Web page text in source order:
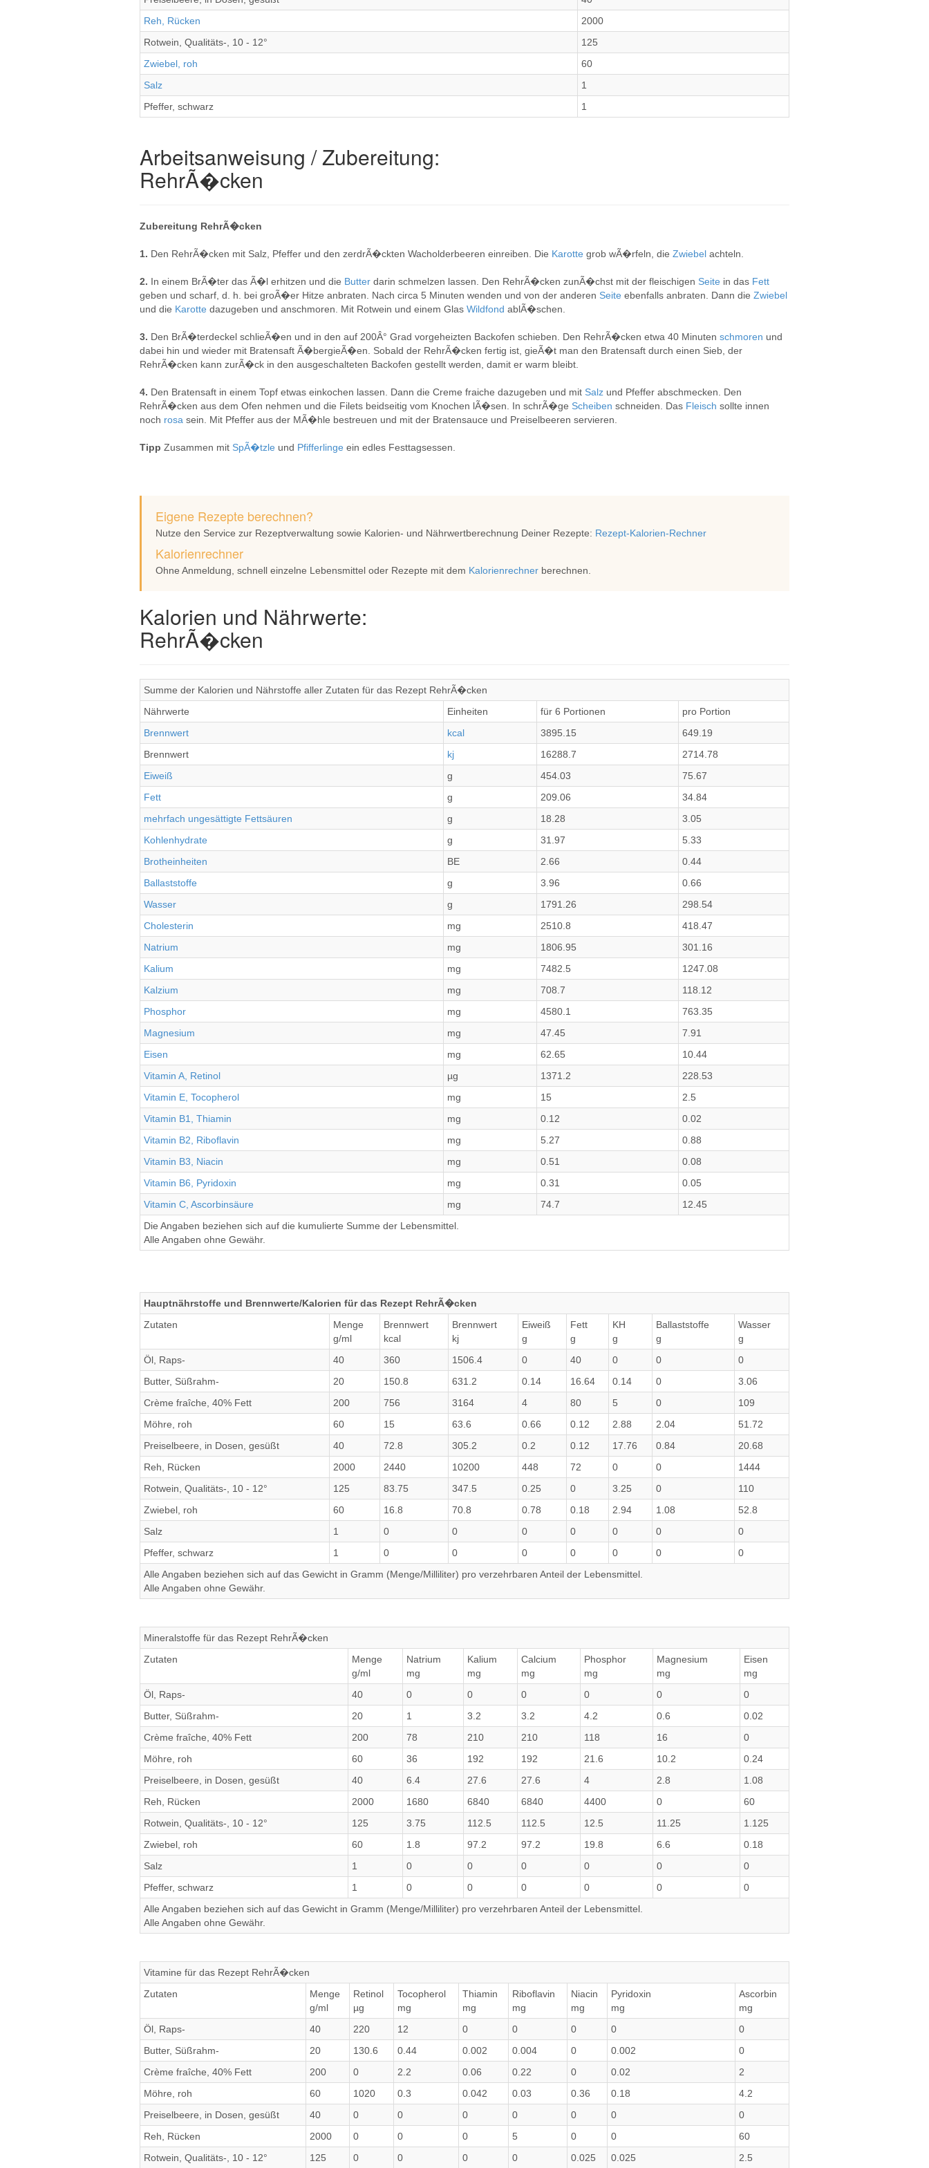
Reh, Rücken
2000
Rotwein, Qualitäts-, 10 - 12°
125
Zwiebel, roh
60
Salz
1
Pfeffer, schwarz
1
Arbeitsanweisung / Zubereitung:
RehrÃ�cken
Zubereitung RehrÃ�cken
1. Den RehrÃ�cken mit Salz, Pfeffer und den zerdrÃ�ckten Wacholderbeeren einreiben. Die Karotte grob wÃ�rfeln, die Zwiebel achteln.
2. In einem BrÃ�ter das Ã�l erhitzen und die Butter darin schmelzen lassen. Den RehrÃ�cken zunÃ�chst mit der fleischigen Seite in das Fett
geben und scharf, d. h. bei groÃ�er Hitze anbraten. Nach circa 5 Minuten wenden und von der anderen Seite ebenfalls anbraten. Dann die Zwiebel
und die Karotte dazugeben und anschmoren. Mit Rotwein und einem Glas Wildfond ablÃ�schen.
3. Den BrÃ�terdeckel schlieÃ�en und in den auf 200Â° Grad vorgeheizten Backofen schieben. Den RehrÃ�cken etwa 40 Minuten schmoren und
dabei hin und wieder mit Bratensaft Ã�bergieÃ�en. Sobald der RehrÃ�cken fertig ist, gieÃ�t man den Bratensaft durch einen Sieb, der
RehrÃ�cken kann zurÃ�ck in den ausgeschalteten Backofen gestellt werden, damit er warm bleibt.
4. Den Bratensaft in einem Topf etwas einkochen lassen. Dann die Creme fraiche dazugeben und mit Salz und Pfeffer abschmecken. Den
RehrÃ�cken aus dem Ofen nehmen und die Filets beidseitig vom Knochen lÃ�sen. In schrÃ�ge Scheiben schneiden. Das Fleisch sollte innen
noch rosa sein. Mit Pfeffer aus der MÃ�hle bestreuen und mit der Bratensauce und Preiselbeeren servieren.
Tipp Zusammen mit SpÃ�tzle und Pfifferlinge ein edles Festtagsessen.
Eigene Rezepte berechnen?
Nutze den Service zur Rezeptverwaltung sowie Kalorien- und Nährwertberechnung Deiner Rezepte: Rezept-Kalorien-Rechner
Kalorienrechner
Ohne Anmeldung, schnell einzelne Lebensmittel oder Rezepte mit dem Kalorienrechner berechnen.
Kalorien und Nährwerte:
RehrÃ�cken
Summe der Kalorien und Nährstoffe aller Zutaten für das Rezept RehrÃ�cken
Nährwerte
Einheiten für 6 Portionen
pro Portion
Brennwert
kcal 3895.15
649.19
Brennwert
kj 16288.7
2714.78
Eiweiß
g 454.03
75.67
Fett
g 209.06
34.84
mehrfach ungesättigte Fettsäuren
g 18.28
3.05
Kohlenhydrate
g 31.97
5.33
Brotheinheiten
BE 2.66
0.44
Ballaststoffe
g 3.96
0.66
Wasser
g 1791.26
298.54
Cholesterin
mg 2510.8
418.47
Natrium
mg 1806.95
301.16
Kalium
mg 7482.5
1247.08
Kalzium
mg 708.7
118.12
Phosphor
mg 4580.1
763.35
Magnesium
mg 47.45
7.91
Eisen
mg 62.65
10.44
Vitamin A, Retinol
µg 1371.2
228.53
Vitamin E, Tocopherol
mg 15
2.5
Vitamin B1, Thiamin
mg 0.12
0.02
Vitamin B2, Riboflavin
mg 5.27
0.88
Vitamin B3, Niacin
mg 0.51
0.08
Vitamin B6, Pyridoxin
mg 0.31
0.05
Vitamin C, Ascorbinsäure
mg 74.7
12.45
Die Angaben beziehen sich auf die kumulierte Summe der Lebensmittel.
Alle Angaben ohne Gewähr.
Hauptnährstoffe und Brennwerte/Kalorien für das Rezept RehrÃ�cken
Zutaten
Menge
g/ml
Brennwert
kcal
Brennwert
kj
Eiweiß
g
Fett
g
KH
g
Ballaststoffe
g
Wasser
g
Öl, Raps-
40 360 1506.4 0 40 0 0
0
Butter, Süßrahm-
20 150.8 631.2 0.14 16.64 0.14 0
3.06
Crème fraîche, 40% Fett
200 756 3164 4 80 5 0
109
Möhre, roh
60 15 63.6 0.66 0.12 2.88 2.04
51.72
Preiselbeere, in Dosen, gesüßt
40 72.8 305.2 0.2 0.12 17.76 0.84
20.68
Reh, Rücken
2000 2440 10200 448 72 0 0
1444
Rotwein, Qualitäts-, 10 - 12°
125 83.75 347.5 0.25 0 3.25 0
110
Zwiebel, roh
60 16.8 70.8 0.78 0.18 2.94 1.08
52.8
Salz
1 0 0 0 0 0 0
0
Pfeffer, schwarz
1 0 0 0 0 0 0
0
Alle Angaben beziehen sich auf das Gewicht in Gramm (Menge/Milliliter) pro verzehrbaren Anteil der Lebensmittel.
Alle Angaben ohne Gewähr.
Mineralstoffe für das Rezept RehrÃ�cken
Zutaten
Menge
g/ml
Natrium
mg
Kalium
mg
Calcium
mg
Phosphor
mg
Magnesium
mg
Eisen
mg
Öl, Raps-
40 0 0 0 0 0
0
Butter, Süßrahm-
20 1 3.2 3.2 4.2 0.6
0.02
Crème fraîche, 40% Fett
200 78 210 210 118 16
0
Möhre, roh
60 36 192 192 21.6 10.2
0.24
Preiselbeere, in Dosen, gesüßt
40 6.4 27.6 27.6 4 2.8
1.08
Reh, Rücken
2000 1680 6840 6840 4400 0
60
Rotwein, Qualitäts-, 10 - 12°
125 3.75 112.5 112.5 12.5 11.25
1.125
Zwiebel, roh
60 1.8 97.2 97.2 19.8 6.6
0.18
Salz
1 0 0 0 0 0
0
Pfeffer, schwarz
1 0 0 0 0 0
0
Alle Angaben beziehen sich auf das Gewicht in Gramm (Menge/Milliliter) pro verzehrbaren Anteil der Lebensmittel.
Alle Angaben ohne Gewähr.
Vitamine für das Rezept RehrÃ�cken
Zutaten
Menge
g/ml
Retinol
µg
Tocopherol
mg
Thiamin
mg
Riboflavin
mg
Niacin
mg
Pyridoxin
mg
Ascorbin
mg
Öl, Raps-
40 220 12 0 0 0 0
0
Butter, Süßrahm-
20 130.6 0.44 0.002 0.004 0 0.002
0
Crème fraîche, 40% Fett
200 0 2.2 0.06 0.22 0 0.02
2
Möhre, roh
60 1020 0.3 0.042 0.03 0.36 0.18
4.2
Preiselbeere, in Dosen, gesüßt
40 0 0 0 0 0 0
0
Reh, Rücken
2000 0 0 0 5 0 0
60
Rotwein, Qualitäts-, 10 - 12°
125 0 0 0 0 0.025 0.025 2.5